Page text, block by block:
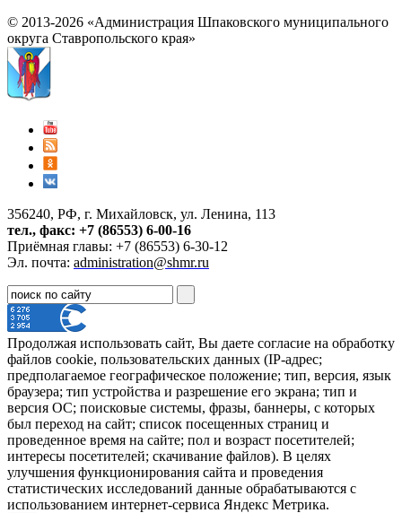
© 2013-2026 «Администрация Шпаковского муниципального
округа Ставропольского края»
356240, РФ, г. Михайловск, ул. Ленина, 113
тел., факс: +7 (86553) 6-00-16
Приёмная главы: +7 (86553) 6-30-12
Эл. почта: administration@shmr.ru
Продолжая использовать сайт, Вы даете согласие на обработку
файлов cookie, пользовательских данных (IP-адрес;
предполагаемое географическое положение; тип, версия, язык
браузера; тип устройства и разрешение его экрана; тип и
версия ОС; поисковые системы, фразы, баннеры, с которых
был переход на сайт; список посещенных страниц и
проведенное время на сайте; пол и возраст посетителей;
интересы посетителей; скачивание файлов). В целях
улучшения функционирования сайта и проведения
статистических исследований данные обрабатываются с
использованием интернет-сервиса Яндекс Метрика.